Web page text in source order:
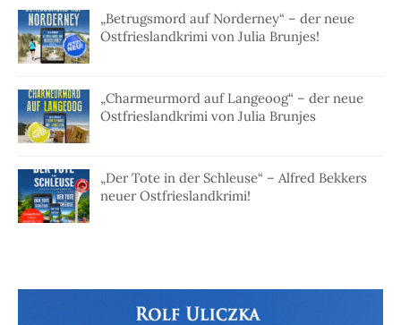
„Betrugsmord auf Norderney“ – der neue
Ostfrieslandkrimi von Julia Brunjes!
„Charmeurmord auf Langeoog“ – der neue
Ostfrieslandkrimi von Julia Brunjes
„Der Tote in der Schleuse“ – Alfred Bekkers
neuer Ostfrieslandkrimi!